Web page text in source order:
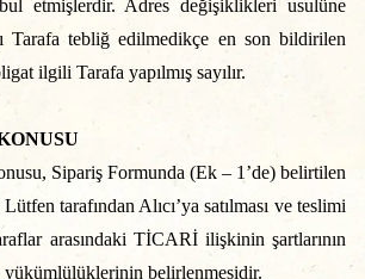
etmişlerdir. Adres değişiklikleri usulüne
Tarafa tebliğ edilmedikçe en son bildirilen
ilgili Tarafa yapılmış sayılır.
Sipariş Formunda (Ek – 1’de) belirtilen
tarafından Alıcı’ya satılması ve teslimi
arasındaki TİCARİ ilişkinin şartlarının
yükümlülüklerinin belirlenmesidir.